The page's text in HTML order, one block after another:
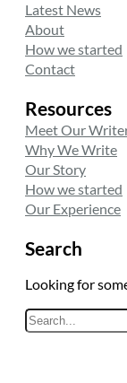
Latest News
About
How we started
Contact
Resources
Meet Our
Why We Write
Our Story
How we started
Our Experience
Search
Looking for